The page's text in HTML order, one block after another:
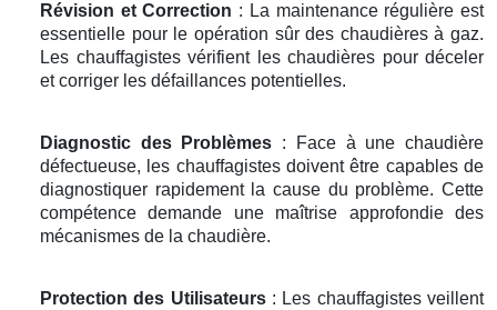
Révision et Correction : La maintenance régulière est
essentielle pour le opération sûr des chaudières à gaz.
Les chauffagistes vérifient les chaudières pour déceler
et corriger les défaillances potentielles.
Diagnostic des Problèmes : Face à une chaudière
défectueuse, les chauffagistes doivent être capables de
diagnostiquer rapidement la cause du problème. Cette
compétence demande une maîtrise approfondie des
mécanismes de la chaudière.
Protection des Utilisateurs: Les chauffagistes veillent